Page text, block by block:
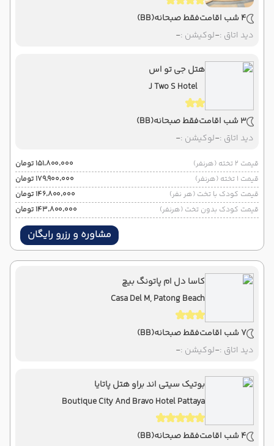
4 شب اقامت فقط صبحانه(BB)
دید اتاق :-لوکیشن :-
هتل جی تو اس
J Two S Hotel
3 شب اقامت فقط صبحانه(BB)
دید اتاق :-لوکیشن :-
قیمت 2 تخته (هرنفر)
۱۵۱٬۸۰۰٬۰۰۰ تومان
قیمت 1 تخته (هرنفر)
۱۷۹٬۹۰۰٬۰۰۰ تومان
قیمت کودک با تخت (هر نفر)
۱۴۶٬۸۰۰٬۰۰۰ تومان
قیمت کودک بدون تخت (هرنفر)
۱۴۳٬۸۰۰٬۰۰۰ تومان
مشاوره و رزرو رایگان
کاسا دل ام پاتونگ بیچ
Casa Del M, Patong Beach
7 شب اقامت فقط صبحانه(BB)
دید اتاق :-لوکیشن :-
بوتیک سیتی اند براو هتل پاتایا
Boutique City And Bravo Hotel Pattaya
4 شب اقامت فقط صبحانه(BB)